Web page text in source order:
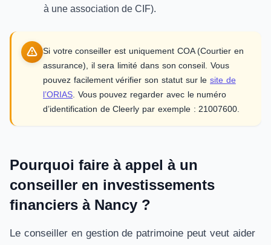
à une association de CIF).
Si votre conseiller est uniquement COA (Courtier en
assurance), il sera limité dans son conseil. Vous
pouvez facilement vérifier son statut sur lesite de
l’ORIAS . Vous pouvez regarder avec le numéro
d’identification de Cleerly par exemple : 21007600.
Pourquoi faire à appel à un
conseiller en investissements
financiers à Nancy ?
Le conseiller en gestion de patrimoine peut veut aider